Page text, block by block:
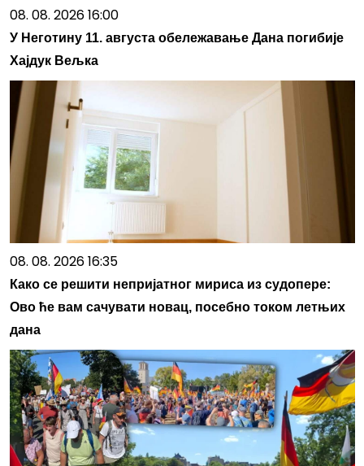
08. 08. 2026 16:00
У Неготину 11. августа обележавање Дана погибије
Хајдук Вељка
08. 08. 2026 16:35
Како се решити непријатног мириса из судопере:
Ово ће вам сачувати новац, посебно током летњих
дана